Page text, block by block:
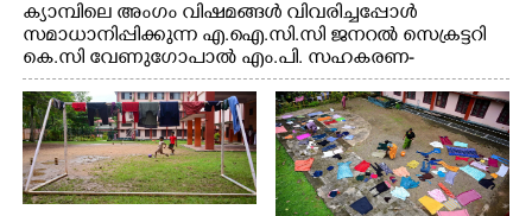
ക്യാമ്പിലെ അംഗം വിഷമങ്ങൾ വിവരിച്ചപ്പോൾ
സമാധാനിപ്പിക്കുന്ന എ.ഐ.സി.സി ജനറൽ സെക്രട്ടറി
കെ.സി വേണുഗോപാൽ എം.പി. സഹകരണ-
എക്സൈസ് വകുപ്പ് മന്ത്രി എം. ലിജു, എന്നിവർ